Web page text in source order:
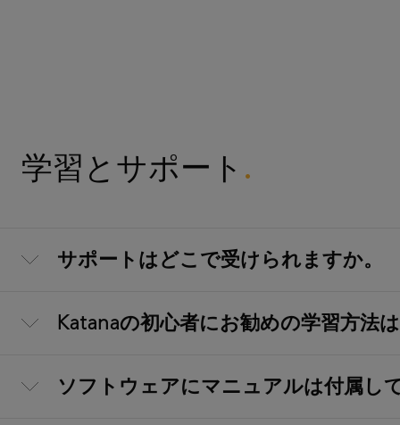
学習とサポート
サポートはどこで受けられますか。
Katanaの初心者にお勧めの学習方法
ソフトウェアにマニュアルは付属し